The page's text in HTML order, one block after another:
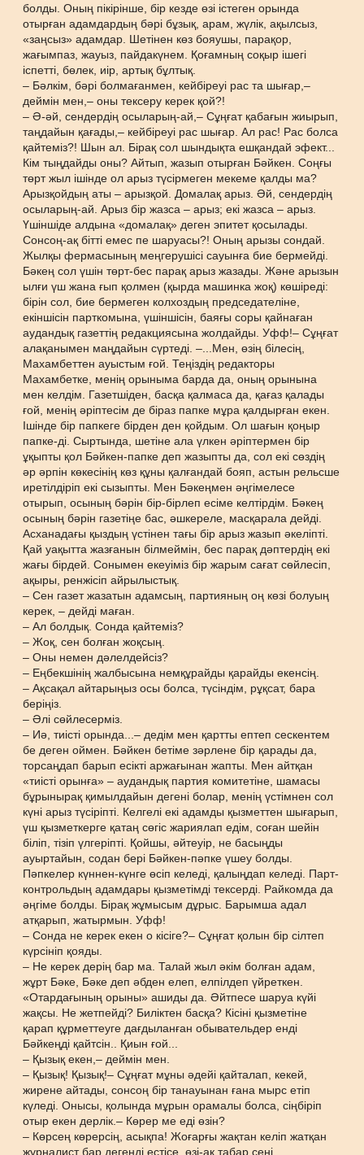
болды. Оның пікірінше, бір кезде өзі істеген орында
отырған адамдардың бәрі бұзық, арам, жүлік, ақылсыз,
«заңсыз» адамдар. Шетінен көз бояушы, парақор,
жағымпаз, жауыз, пайдакүнем. Қоғамның соқыр ішегі
іспетті, бөлек, иір, артық бұлтық.
– Бәлкім, бәрі болмағанмен, кейбіреуі рас та шығар,–
деймін мен,– оны тексеру керек қой?!
– Ә-әй, сендердің осыларың-ай,– Сұңғат қабағын жиырып,
таңдайын қағады,– кейбіреуі рас шығар. Ал рас! Рас болса
қайтеміз?! Шын ал. Бірақ сол шындықта ешқандай эфект...
Кім тыңдайды оны? Айтып, жазып отырған Бәйкен. Соңғы
төрт жыл ішінде ол арыз түсірмеген мекеме қалды ма?
Арызқойдың аты – арызқой. Домалақ арыз. Әй, сендердің
осыларың-ай. Арыз бір жазса – арыз; екі жазса – арыз.
Үшіншіде алдына «домалақ» деген эпитет қосылады.
Сонсоң-ақ бітті емес пе шаруасы?! Оның арызы сондай.
Жылқы фермасының меңгерушісі сауынға бие бермейді.
Бәкең сол үшін төрт-бес парақ арыз жазады. Және арызын
ылғи үш жана ғып қолмен (қырда машинка жоқ) көшіреді:
бірін сол, бие бермеген колхоздың председателіне,
екіншісін парткомына, үшіншісін, баяғы соры қайнаған
аудандық газеттің редакциясына жолдайды. Уфф!– Сұңғат
алақанымен маңдайын сүртеді. –...Мен, өзің білесің,
Махамбеттен ауыстым ғой. Теңіздің редакторы
Махамбетке, менің орыныма барда да, оның орынына
мен келдім. Газетшіден, басқа қалмаса да, қағаз қалады
ғой, менің әріптесім де біраз папке мұра қалдырған екен.
Ішінде бір папкеге бірден ден қойдым. Ол шағын қоңыр
папке-ді. Сыртында, шетіне ала үлкен әріптермен бір
ұқыпты қол Бәйкен-папке деп жазыпты да, сол екі сөздің
әр әрпін көкесінің көз құны қалғандай бояп, астын рельсше
иретілдіріп екі сызыпты. Мен Бәкеңмен әңгімелесе
отырып, осының бәрін бір-бірлеп есіме келтірдім. Бәкең
осының бәрін газетіңе бас, әшкереле, масқарала дейді.
Асханадағы қыздың үстінен тағы бір арыз жазып әкеліпті.
Қай уақытта жазғанын білмеймін, бес парақ дәптердің екі
жағы бірдей. Сонымен екеуіміз бір жарым сағат сөйлесіп,
ақыры, ренжісіп айрылыстық.
– Сен газет жазатын адамсың, партияның оң көзі болуың
керек, – дейді маған.
– Ал болдық. Сонда қайтеміз?
– Жоқ, сен болған жоқсың.
– Оны немен дәлелдейсіз?
– Еңбекшінің жалбысына немқұрайды қарайды екенсің.
– Ақсақал айтарыңыз осы болса, түсіндім, рұқсат, бара
беріңіз.
– Әлі сөйлесерміз.
– Иә, тиісті орында...– дедім мен қартты ептеп сескентем
бе деген оймен. Бәйкен бетіме зәрлене бір қарады да,
торсаңдап барып есікті аржағынан жапты. Мен айтқан
«тиісті орынға» – аудандық партия комитетіне, шамасы
бұрынырақ қимылдайын дегені болар, менің үстімнен сол
күні арыз түсіріпті. Келгелі екі адамды қызметтен шығарып,
үш қызметкерге қатаң сөгіс жариялап едім, соған шейін
біліп, тізіп үлгеріпті. Қойшы, әйтеуір, не басыңды
ауыртайын, содан бері Бәйкен-пәпке үшеу болды.
Пәпкелер күннен-күнге өсіп келеді, қалыңдап келеді. Парт-
контрольдың адамдары қызметімді тексерді. Райкомда да
әңгіме болды. Бірақ жұмысым дұрыс. Барымша адал
атқарып, жатырмын. Уфф!
– Сонда не керек екен о кісіге?– Сұңғат қолын бір сілтеп
күрсініп қояды.
– Не керек дерің бар ма. Талай жыл әкім болған адам,
жұрт Бәке, Бәке деп әбден елеп, елпілдеп үйреткен.
«Отардағының орыны» ашиды да. Әйтпесе шаруа күйі
жақсы. Не жетпейді? Биліктен басқа? Кісіні қызметіне
қарап құрметтеуге дағдыланған обывательдер енді
Бәйкеңді қайтсін.. Қиын ғой...
– Қызық екен,– деймін мен.
– Қызық! Қызық!– Сұңғат мұны әдейі қайталап, кекей,
жирене айтады, сонсоң бір танауынан ғана мырс етіп
күледі. Онысы, қолында мұрын орамалы болса, сіңбіріп
отыр екен дерлік.– Көрер ме еді өзін?
– Көрсең көрерсің, асықпа! Жоғарғы жақтан келіп жатқан
журналист бар дегенді естісе, өзі-ақ табар сені.